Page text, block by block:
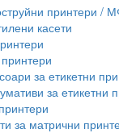
принтери /
касети
за етикетни
за етикетни
за матрични